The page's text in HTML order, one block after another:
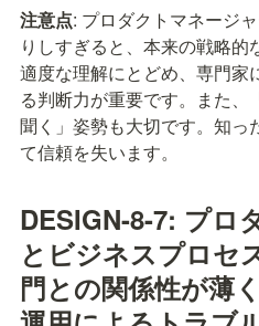
注意点: プロダクトマネージ
りしすぎると、本来の戦略的
適度な理解にとどめ、専門家
る判断力が重要です。また、
聞く」姿勢も大切です。知っ
て信頼を失います。
DESIGN-8-7: プロ
とビジネスプロセ
門との関係性が薄